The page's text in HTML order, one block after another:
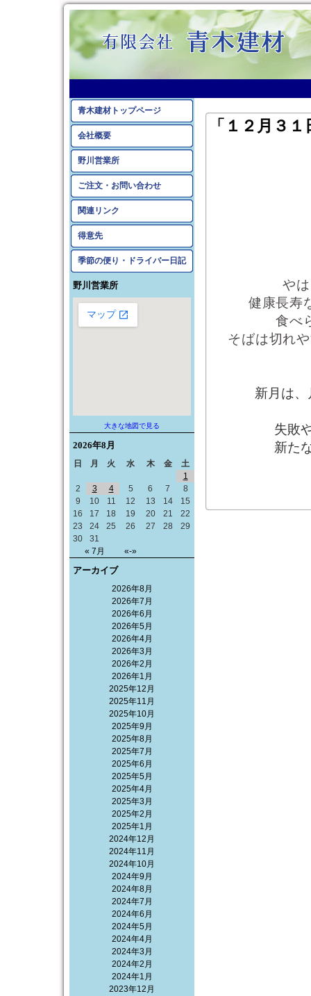
青木建材トップページ
会社概要
野川営業所
ご注文・お問い合わせ
関連リンク
得意先
季節の便り・ドライバー日記
野川営業所
大きな地図で見る
2026年8月
日 月 火 水 木 金 土
« 7月 «-»
1
2
3 4 5 6 7
8
9
10 11 12 13 14
15
16
17 18 19 20 21
22
23
24 25 26 27 28
29
30
31
アーカイブ
2026年8月
2026年7月
2026年6月
2026年5月
2026年4月
2026年3月
2026年2月
2026年1月
2025年12月
2025年11月
2025年10月
2025年9月
2025年8月
2025年7月
2025年6月
2025年5月
2025年4月
2025年3月
2025年2月
2025年1月
2024年12月
2024年11月
2024年10月
2024年9月
2024年8月
2024年7月
2024年6月
2024年5月
2024年4月
2024年3月
2024年2月
2024年1月
2023年12月
「１２月３
や
健康長寿
食べ
そばは切れ
新月は
失敗
新た